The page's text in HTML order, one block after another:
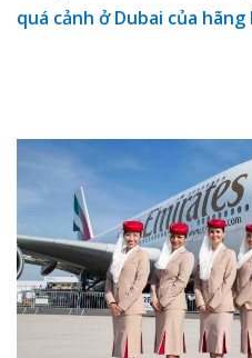
quá cảnh ở Dubai của